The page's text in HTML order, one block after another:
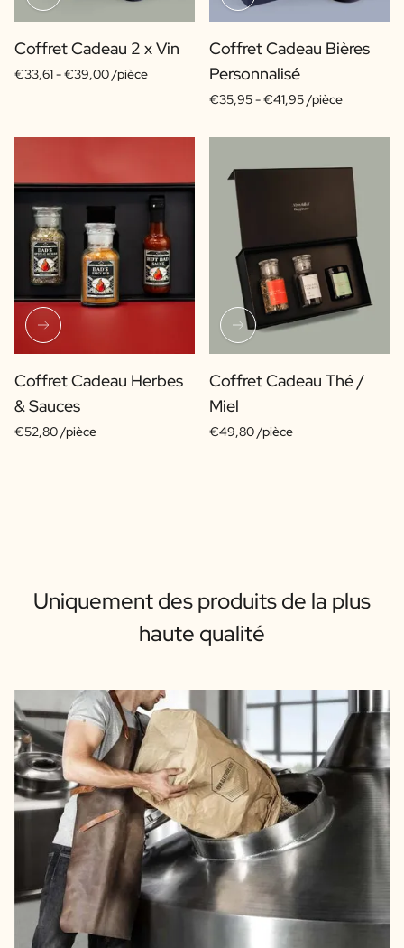
Coffret Cadeau 2 x Vin
€33,61 -€39,00 /pièce
Coffret Cadeau Bières
Personnalisé
€35,95 -€41,95 /pièce
Coffret Cadeau Herbes
& Sauces
€52,80 /pièce
Coffret Cadeau Thé /
Miel
€49,80 /pièce
Uniquement des produits de la plus
haute qualité